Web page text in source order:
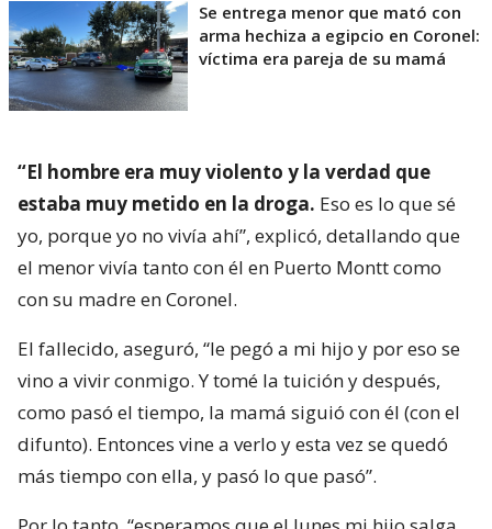
Se entrega menor que mató con
arma hechiza a egipcio en Coronel:
víctima era pareja de su mamá
“El hombre era muy violento y la verdad que
estaba muy metido en la droga. Eso es lo que sé
yo, porque yo no vivía ahí”, explicó, detallando que
el menor vivía tanto con él en Puerto Montt como
con su madre en Coronel.
El fallecido, aseguró, “le pegó a mi hijo y por eso se
vino a vivir conmigo. Y tomé la tuición y después,
como pasó el tiempo, la mamá siguió con él (con el
difunto). Entonces vine a verlo y esta vez se quedó
más tiempo con ella, y pasó lo que pasó”.